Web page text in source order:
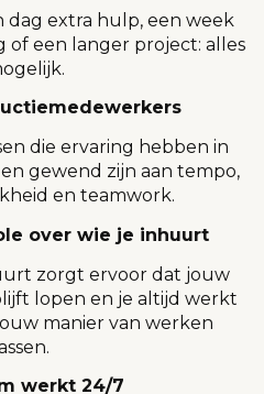
extra hulp, een week
of een langer project: alles
die ervaring hebben in
gewend zijn aan tempo,
en teamwork.
over wie je inhuurt
zorgt ervoor dat jouw
lopen en je altijd werkt
manier van werken
werkt 24/7